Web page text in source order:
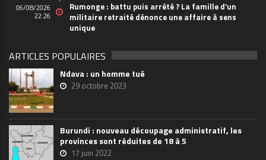
06/08/2026
22:26
Rumonge : battu puis arrêté ? La famille d’un
militaire retraité dénonce une affaire à sens
unique
ARTICLES POPULAIRES
Ndava : un homme tué
29 octobre 2023
Burundi : nouveau découpage administratif, les
provinces sont réduites de 18 à 5
17 juin 2022